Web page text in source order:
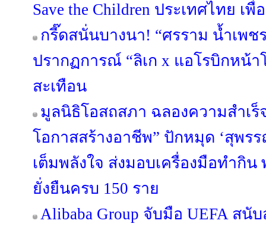
Save the Children ประเทศไทย เ
กรี๊ดสนั่นบางนา! “ศรราม น้ำเพช
ปรากฏการณ์ “ลิเก x แอโรบิกหน้
สะเทือน
มูลนิธิโอสถสภา ฉลองความสำเร็
โอกาสสร้างอาชีพ” ปักหมุด ‘สุพร
เต็มพลังใจ ส่งมอบเครื่องมือทำกิ
ยั่งยืนครบ 150 ราย
Alibaba Group จับมือ UEFA ส